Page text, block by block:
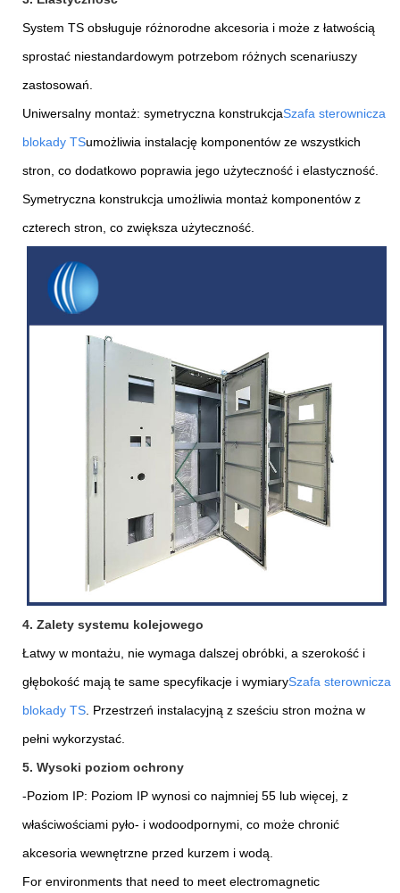
System TS obsługuje różnorodne akcesoria i może z łatwością
sprostać niestandardowym potrzebom różnych scenariuszy
zastosowań.
Uniwersalny montaż: symetryczna konstrukcjaSzafa sterownicza
blokady TSumożliwia instalację komponentów ze wszystkich
stron, co dodatkowo poprawia jego użyteczność i elastyczność.
Symetryczna konstrukcja umożliwia montaż komponentów z
czterech stron, co zwiększa użyteczność.
4. Zalety systemu kolejowego
Łatwy w montażu, nie wymaga dalszej obróbki, a szerokość i
głębokość mają te same specyfikacje i wymiarySzafa sterownicza
blokady TS . Przestrzeń instalacyjną z sześciu stron można w
pełni wykorzystać.
5. Wysoki poziom ochrony
-Poziom IP: Poziom IP wynosi co najmniej 55 lub więcej, z
właściwościami pyło- i wodoodpornymi, co może chronić
akcesoria wewnętrzne przed kurzem i wodą.
For environments that need to meet electromagnetic